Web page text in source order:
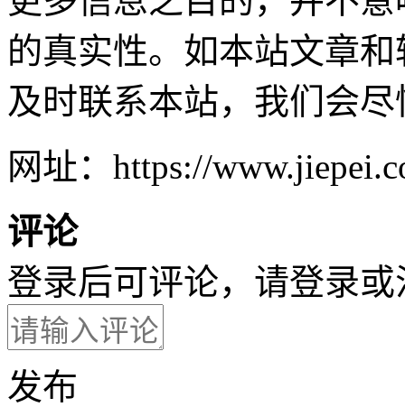
的真实性。如本站文章
及时联系本站，我们会
网址：https://
评论
登录后可评论，请登录或
发布